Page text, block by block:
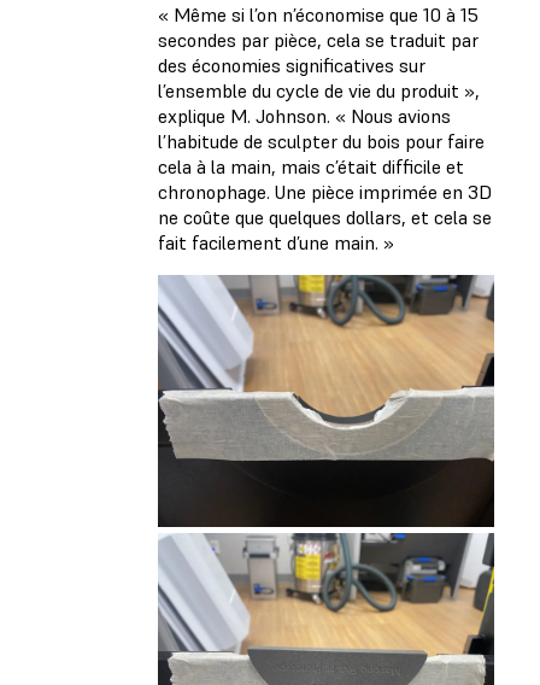
« Même si l’on n’économise que 10 à 15
secondes par pièce, cela se traduit par
des économies significatives sur
l’ensemble du cycle de vie du produit »,
explique M. Johnson. « Nous avions
l’habitude de sculpter du bois pour faire
cela à la main, mais c’était difficile et
chronophage. Une pièce imprimée en 3D
ne coûte que quelques dollars, et cela se
fait facilement d’une main. »